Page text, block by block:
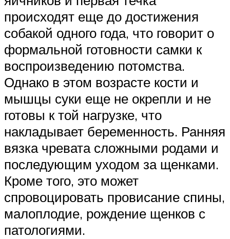
происходят еще до достижения
собакой одного года, что говорит о
формальной готовности самки к
воспроизведению потомства.
Однако в этом возрасте кости и
мышцы суки еще не окрепли и не
готовы к той нагрузке, что
накладывает беременность. Ранняя
вязка чревата сложными родами и
последующим уходом за щенками.
Кроме того, это может
спровоцировать провисание спины,
малоплодие, рождение щенков с
патологиями.